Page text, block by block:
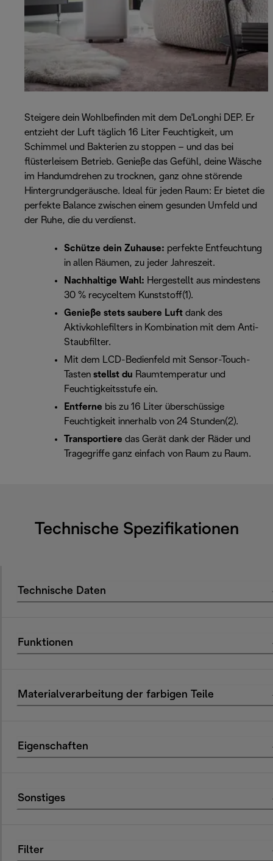
Steigere dein Wohlbefinden mit dem De'Longhi DEP. Er
entzieht der Luft täglich 16 Liter Feuchtigkeit, um
Schimmel und Bakterien zu stoppen – und das bei
flüsterleisem Betrieb. Genieße das Gefühl, deine Wäsche
im Handumdrehen zu trocknen, ganz ohne störende
Hintergrundgeräusche. Ideal für jeden Raum: Er bietet die
perfekte Balance zwischen einem gesunden Umfeld und
der Ruhe, die du verdienst.
Schütze dein Zuhause: perfekte Entfeuchtung
in allen Räumen, zu jeder Jahreszeit.
Nachhaltige Wahl: Hergestellt aus mindestens
30 % recyceltem Kunststoff(1).
Genieße stets saubere Luft dank des
Aktivkohlefilters in Kombination mit dem Anti-
Staubfilter.
Mit dem LCD-Bedienfeld mit Sensor-Touch-
Tasten stellst du Raumtemperatur und
Feuchtigkeitsstufe ein.
Entferne bis zu 16 Liter überschüssige
Feuchtigkeit innerhalb von 24 Stunden(2).
Transportiere das Gerät dank der Räder und
Tragegriffe ganz einfach von Raum zu Raum.
Technische Spezifikationen
Technische Daten
Funktionen
Materialverarbeitung der farbigen Teile
Eigenschaften
Sonstiges
Filter